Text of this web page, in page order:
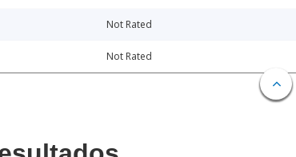
Not Rated
Not Rated